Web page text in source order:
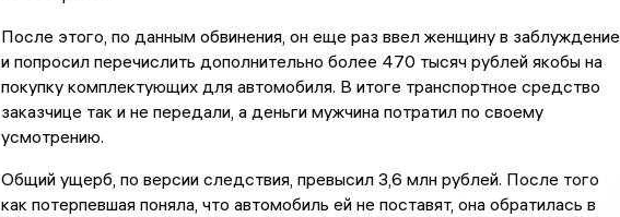
После этого, по данным обвинения, он еще раз ввел женщину в заблуждение
и попросил перечислить дополнительно более 470 тысяч рублей якобы на
покупку комплектующих для автомобиля. В итоге транспортное средство
заказчице так и не передали, а деньги мужчина потратил по своему
усмотрению.
Общий ущерб, по версии следствия, превысил 3,6 млн рублей. После того
как потерпевшая поняла, что автомобиль ей не поставят, она обратилась в